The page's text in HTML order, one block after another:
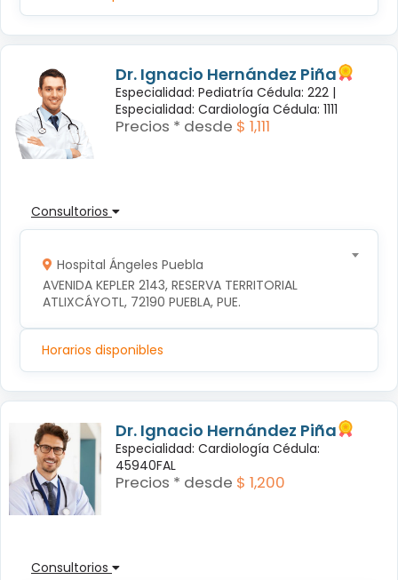
Dr. Ignacio Hernández Piña
Especialidad: Pediatría Cédula: 222 |
Especialidad: Cardiología Cédula: 1111
Precios * desde $ 1,111
Consultorios
Hospital Ángeles Puebla
AVENIDA KEPLER 2143, RESERVA TERRITORIAL
ATLIXCÁYOTL, 72190 PUEBLA, PUE.
Horarios disponibles
Dr. Ignacio Hernández Piña
Especialidad: Cardiología Cédula:
45940FAL
Precios * desde $ 1,200
Consultorios